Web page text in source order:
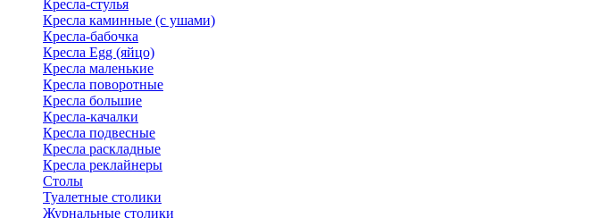
Кресла-стулья
Кресла каминные (с ушами)
Кресла-бабочка
Кресла Egg (яйцо)
Кресла маленькие
Кресла поворотные
Кресла большие
Кресла-качалки
Кресла подвесные
Кресла раскладные
Кресла реклайнеры
Столы
Туалетные столики
Журнальные столики